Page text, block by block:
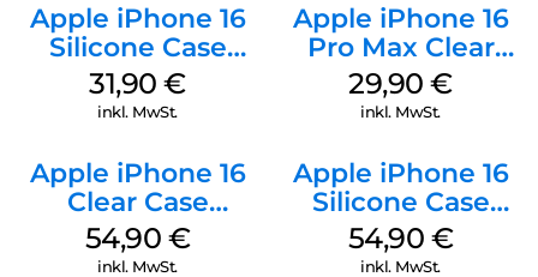
Apple iPhone 16
Silicone Case
MagSafe Fuchsia
31,90€
inkl. MwSt.
Apple iPhone 16
Pro Max Clear
Case MagSafe
Transparent
29,90€
inkl. MwSt.
Apple iPhone 16
Clear Case
MagSafe
Transparent
54,90 €
inkl. MwSt.
Apple iPhone 16
Silicone Case
MagSafe Lake
Green
54,90 €
inkl. MwSt.